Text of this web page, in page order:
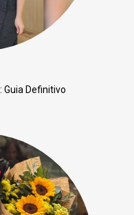
Guia Definitivo